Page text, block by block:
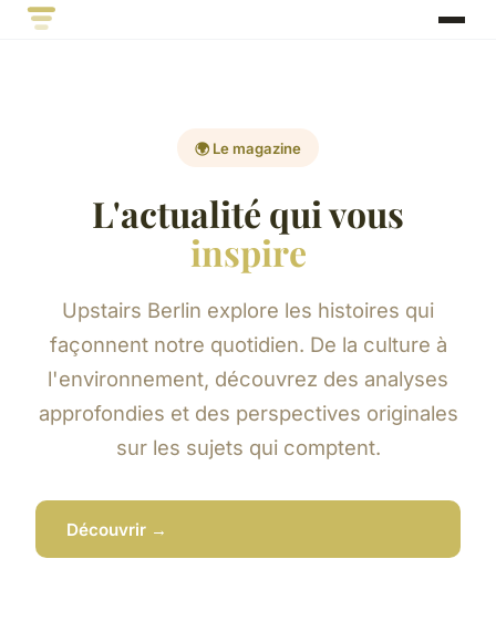
🌍 Le magazine
L'actualité qui vous
inspire
Upstairs Berlin explore les histoires qui
façonnent notre quotidien. De la culture à
l'environnement, découvrez des analyses
approfondies et des perspectives originales
sur les sujets qui comptent.
Découvrir →